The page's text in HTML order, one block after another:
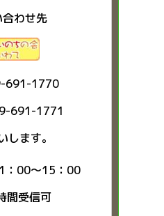
わせ先
1770
691-1771
します。
：00～15：00
受信可